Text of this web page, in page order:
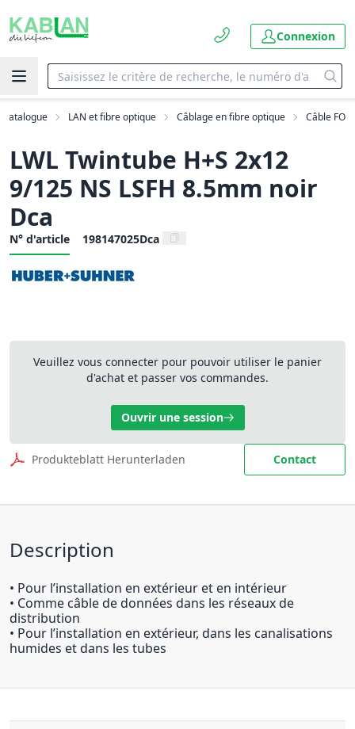
Connexion
Catalogue LAN et fibre optique Câblage en fibre optique Câble FO
LWL Twintube H+S 2x12
9/125 NS LSFH 8.5mm noir
Dca
N° d'article 198147025Dca
Veuillez vous connecter pour pouvoir utiliser le panier
d'achat et passer vos commandes.
Ouvrir une session
Produkteblatt Herunterladen Contact
Description
• Pour l’installation en extérieur et en intérieur
• Comme câble de données dans les réseaux de
distribution
• Pour l’installation en extérieur, dans les canalisations
humides et dans les tubes